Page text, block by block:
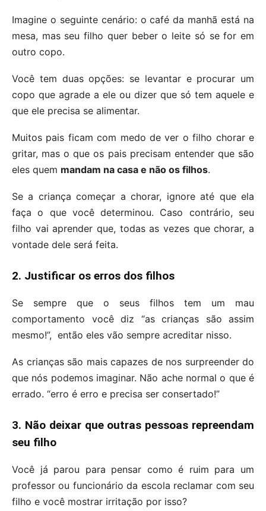
Imagine o seguinte cenário: o café da manhã está na
mesa, mas seu filho quer beber o leite só se for em
outro copo.
Você tem duas opções: se levantar e procurar um
copo que agrade a ele ou dizer que só tem aquele e
que ele precisa se alimentar.
Muitos pais ficam com medo de ver o filho chorar e
gritar, mas o que os pais precisam entender que são
eles quem mandam na casa e não os filhos.
Se a criança começar a chorar, ignore até que ela
faça o que você determinou. Caso contrário, seu
filho vai aprender que, todas as vezes que chorar, a
vontade dele será feita.
2. Justificar os erros dos filhos
Se sempre que o seus filhos tem um mau
comportamento você diz “as crianças são assim
mesmo!”, então eles vão sempre acreditar nisso.
As crianças são mais capazes de nos surpreender do
que nós podemos imaginar. Não ache normal o que é
errado. “erro é erro e precisa ser consertado!”
3. Não deixar que outras pessoas repreendam
seu filho
Você já parou para pensar como é ruim para um
professor ou funcionário da escola reclamar com seu
filho e você mostrar irritação por isso?